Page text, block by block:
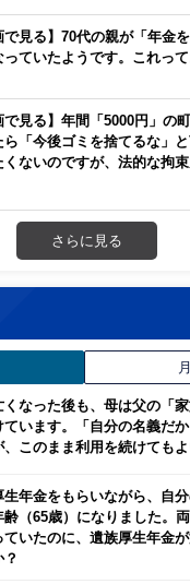
で見る】70代の親が「年金
っていたようです。これっ
で見る】年間「5000円」の
ら「今後ゴミを捨てるな」
くないのですが、法的な拘
さらに見る
くなった後も、母は父の「
ています。「自分の名義だ
、このまま利用を続けても
生年金をもらいながら、自
齢（65歳）になりました。
ていたのに、遺族厚生年金
？